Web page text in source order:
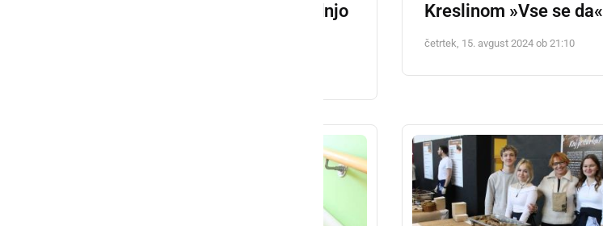
Antonovanje 2025 z osrednjo
Kreslinom »Vse se da«
četrtek, 15. avgust 2024 ob 21:10